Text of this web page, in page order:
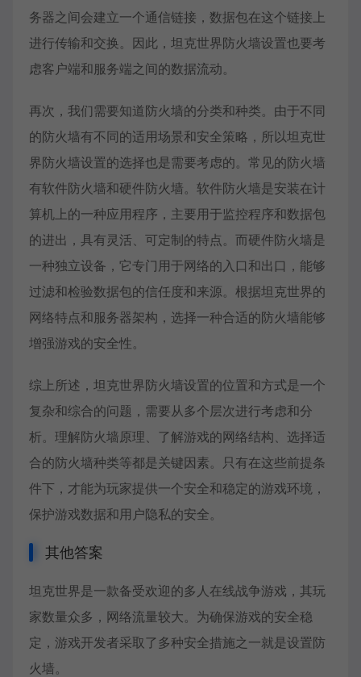
务器之间会建立一个通信链接，数据包在这个链接上
进行传输和交换。因此，坦克世界防火墙设置也要考
虑客户端和服务端之间的数据流动。
再次，我们需要知道防火墙的分类和种类。由于不同
的防火墙有不同的适用场景和安全策略，所以坦克世
界防火墙设置的选择也是需要考虑的。常见的防火墙
有软件防火墙和硬件防火墙。软件防火墙是安装在计
算机上的一种应用程序，主要用于监控程序和数据包
的进出，具有灵活、可定制的特点。而硬件防火墙是
一种独立设备，它专门用于网络的入口和出口，能够
过滤和检验数据包的信任度和来源。根据坦克世界的
网络特点和服务器架构，选择一种合适的防火墙能够
增强游戏的安全性。
综上所述，坦克世界防火墙设置的位置和方式是一个
复杂和综合的问题，需要从多个层次进行考虑和分
析。理解防火墙原理、了解游戏的网络结构、选择适
合的防火墙种类等都是关键因素。只有在这些前提条
件下，才能为玩家提供一个安全和稳定的游戏环境，
保护游戏数据和用户隐私的安全。
其他答案
坦克世界是一款备受欢迎的多人在线战争游戏，其玩
家数量众多，网络流量较大。为确保游戏的安全稳
定，游戏开发者采取了多种安全措施之一就是设置防
火墙。